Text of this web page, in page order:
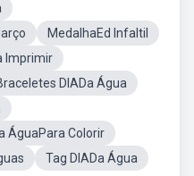
MedalhaEd Infaltil
Imprimir
DIADa Água
ÁguaPara Colorir
Tag DIADa Água